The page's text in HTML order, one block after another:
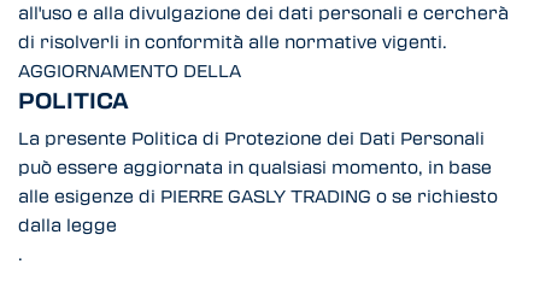
all'uso e alla divulgazione dei dati personali e cercherà
di risolverli in conformità alle normative vigenti.
AGGIORNAMENTO DELLA
POLITICA
La presente Politica di Protezione dei Dati Personali
può essere aggiornata in qualsiasi momento, in base
alle esigenze di PIERRE GASLY TRADING o se richiesto
dalla legge
.